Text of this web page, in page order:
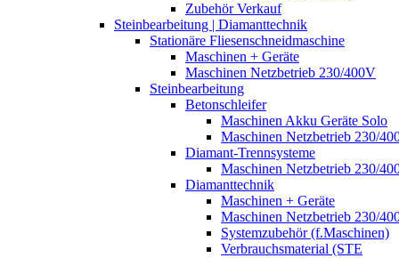
Zubehör Verkauf
Steinbearbeitung | Diamanttechnik
Stationäre Fliesenschneidmaschine
Maschinen + Geräte
Maschinen Netzbetrieb 230/400V
Steinbearbeitung
Betonschleifer
Maschinen Akku Geräte Solo
Maschinen Netzbetrieb 230/
Diamant-Trennsysteme
Maschinen Netzbetrieb 230/
Diamanttechnik
Maschinen + Geräte
Maschinen Netzbetrieb 230/
Systemzubehör (f.Maschinen)
Verbrauchsmaterial (STE